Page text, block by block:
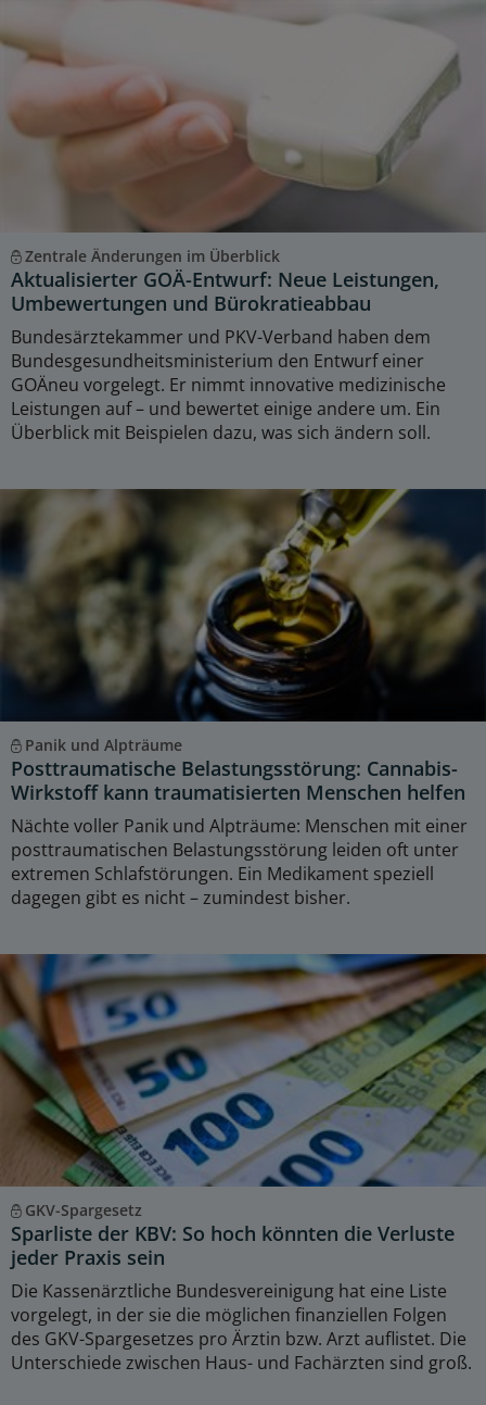
Zentrale Änderungen im Überblick
Aktualisierter GOÄ-Entwurf: Neue Leistungen,
Umbewertungen und Bürokratieabbau
Bundesärztekammer und PKV-Verband haben dem
Bundesgesundheitsministerium den Entwurf einer
GOÄneu vorgelegt. Er nimmt innovative medizinische
Leistungen auf – und bewertet einige andere um. Ein
Überblick mit Beispielen dazu, was sich ändern soll.
Panik und Alpträume
Posttraumatische Belastungsstörung: Cannabis-
Wirkstoff kann traumatisierten Menschen helfen
Nächte voller Panik und Alpträume: Menschen mit einer
posttraumatischen Belastungsstörung leiden oft unter
extremen Schlafstörungen. Ein Medikament speziell
dagegen gibt es nicht – zumindest bisher.
GKV-Spargesetz
Sparliste der KBV: So hoch könnten die Verluste
jeder Praxis sein
Die Kassenärztliche Bundesvereinigung hat eine Liste
vorgelegt, in der sie die möglichen finanziellen Folgen
des GKV-Spargesetzes pro Ärztin bzw. Arzt auflistet. Die
Unterschiede zwischen Haus- und Fachärzten sind groß.